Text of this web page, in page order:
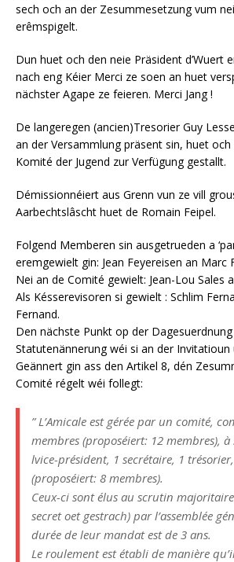
sech och an der Zesummesetzung vum
erêmspigelt.
Dun huet och den neie Präsident d’Wuert
nach eng Kéier Merci ze soen an huet
nächster Agape ze feieren. Merci Jang !
De langeregen (ancien)Tresorier Guy
an der Versammlung präsent sin, huet
Komité der Jugend zur Verfügung gestallt.
Démissionnéiert aus Grenn vun ze vill
Aarbechtslâscht huet de Romain Feipel.
Folgend Memberen sin ausgetrueden a
eremgewielt gin: Jean Feyereisen an Marc
Nei an de Comité gewielt: Jean-Lou Sales
Als Késserevisoren si gewielt : Schlim
Fernand.
Den nächste Punkt op der
Statutenännerung wéi si an der Invitatioun
Geännert gin ass den Artikel 8, dén
Comité régelt wéi follegt:
” L’Amicale est gérée par un comité,
membres (proposéiert: 12 membres),
lvice-président, 1 secrétaire, 1
(proposéiert: 8 membres).
Ceux-ci sont élus au scrutin
secret oet gestrach) par l’assemblée
durée de leur mandat est de 3 ans.
Le roulement est établi de manière